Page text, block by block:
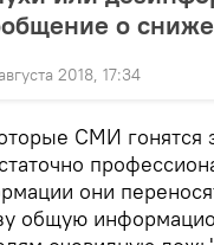
о
2018, 17:34
СМИ гонятся
они
общую